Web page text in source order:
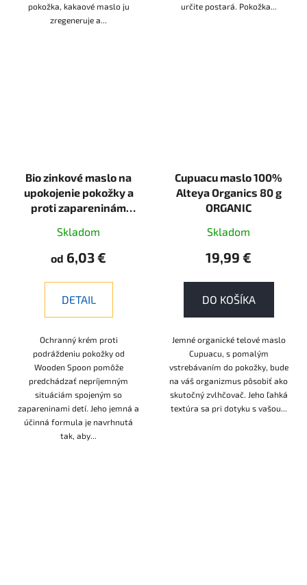
pokožka, kakaové maslo ju
zregeneruje a...
určite postará. Pokožka...
Bio zinkové maslo na
upokojenie pokožky a
proti zapareninám
Skladom
od 6,03 €
DETAIL
Ochranný krém proti
podráždeniu pokožky od
Wooden Spoon pomôže
predchádzať nepríjemným
situáciám spojeným so
zapareninami detí. Jeho jemná a
účinná formula je navrhnutá
tak, aby...
Cupuacu maslo 100%
Alteya Organics 80 g
ORGANIC
Skladom
19,99 €
DO KOŠÍKA
Jemné organické telové maslo
Cupuacu, s pomalým
vstrebávaním do pokožky, bude
na váš organizmus pôsobiť ako
skutočný zvlhčovač. Jeho ľahká
textúra sa pri dotyku s vašou...